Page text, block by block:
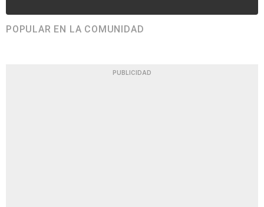
POPULAR EN LA COMUNIDAD
PUBLICIDAD